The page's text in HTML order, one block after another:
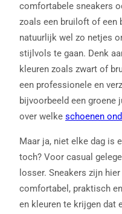
comfortabele sneakers
zoals een bruiloft of een
natuurlijk wel zo netjes
stijlvols te gaan. Denk
kleuren zoals zwart of
een professionele en
bijvoorbeeld een groene
over welke schoenen
Maar ja, niet elke dag is
toch? Voor casual
losser. Sneakers zijn
comfortabel, praktisch
en kleuren te krijgen dat